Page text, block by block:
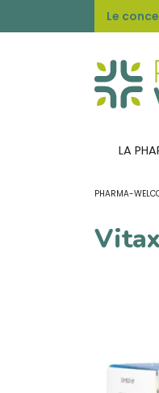
Le
LA
PHARMA-